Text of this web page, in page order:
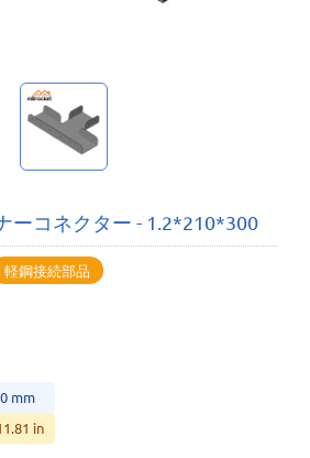
ーコネクター - 1.2*210*300
軽鋼接続部品
mm
in